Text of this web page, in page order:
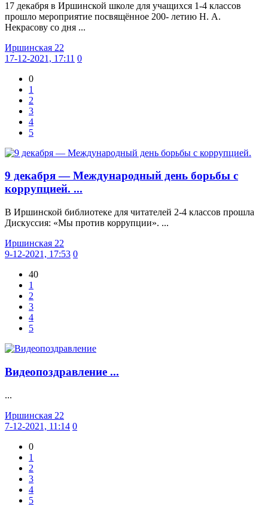
17 декабря в Иршинской школе для учащихся 1-4 классов
прошло мероприятие посвящённое 200- летию Н. А.
Некрасову со дня ...
Иршинская 22
17-12-2021, 17:11 0
0
1
2
3
4
5
9 декабря — Международный день борьбы с
коррупцией. ...
В Иршинской библиотеке для читателей 2-4 классов прошла
Дискуссия: «Мы против коррупции». ...
Иршинская 22
9-12-2021, 17:53 0
40
1
2
3
4
5
Видеопоздравление ...
...
Иршинская 22
7-12-2021, 11:14 0
0
1
2
3
4
5